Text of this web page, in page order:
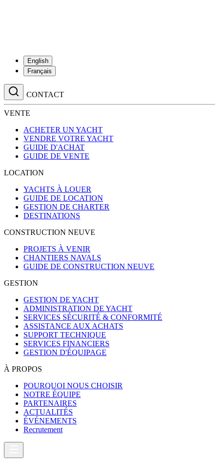
English
Français
CONTACT
VENTE
ACHETER UN YACHT
VENDRE VOTRE YACHT
GUIDE D'ACHAT
GUIDE DE VENTE
LOCATION
YACHTS À LOUER
GUIDE DE LOCATION
GESTION DE CHARTER
DESTINATIONS
CONSTRUCTION NEUVE
PROJETS À VENIR
CHANTIERS NAVALS
GUIDE DE CONSTRUCTION NEUVE
GESTION
GESTION DE YACHT
ADMINISTRATION DE YACHT
SERVICES SÉCURITÉ & CONFORMITÉ
ASSISTANCE AUX ACHATS
SUPPORT TECHNIQUE
SERVICES FINANCIERS
GESTION D'ÉQUIPAGE
À PROPOS
POURQUOI NOUS CHOISIR
NOTRE ÉQUIPE
PARTENAIRES
ACTUALITÉS
ÉVÉNEMENTS
Recrutement